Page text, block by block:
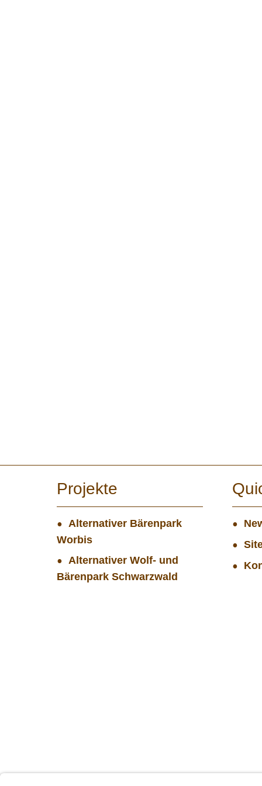
Projekte
Alternativer Bärenpark
Worbis
Alternativer Wolf- und
Bärenpark Schwarzwald